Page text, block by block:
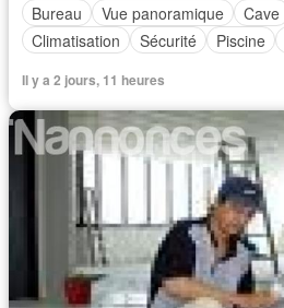
Bureau Vue panoramique Cave
Climatisation
Sécurité Piscine
Il y a 2 jours, 11 heures